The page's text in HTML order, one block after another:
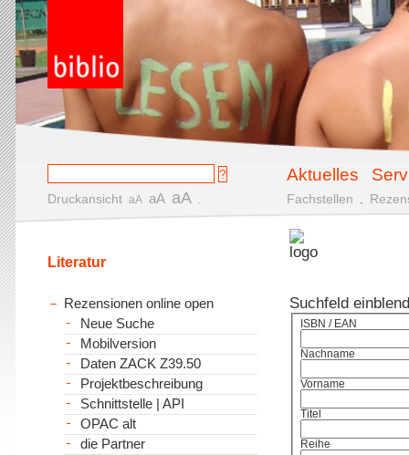
Aktuelles
Druckansicht aA aA aA Fachstellen
Suchfeld
ISBN / EAN
Nachname
Vorname
Titel
Reihe
Literatur
Rezensionen online open
Neue Suche
Mobilversion
Daten ZACK Z39.50
Projektbeschreibung
Schnittstelle | API
OPAC alt
die Partner